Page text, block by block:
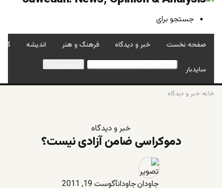
جستجو برای
صفحه نخست خبر و دیدگاه فرهنگ و هنر اندیشه
سایدبار
خانه /خبر و دیدگاه
خبر و دیدگاه
دموکراسی ضامن آزادی نیست؟
جاودانآگوست 19, 2011